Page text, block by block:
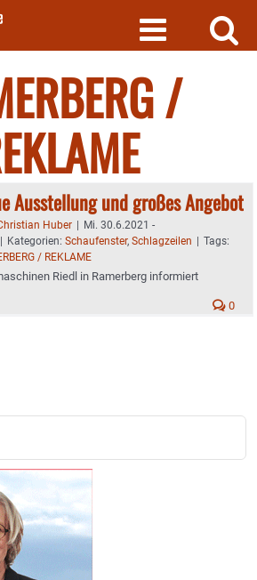
/
Ausstellung und großes Angebot
Huber | Mi. 30.6.2021 -
| Kategorien: Schaufenster, Schlagzeilen | Tags:
/ REKLAME
Riedl in Ramerberg informiert
0